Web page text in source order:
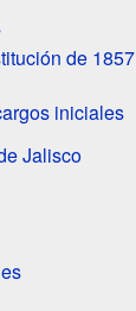
de 1857
iniciales
Jalisco